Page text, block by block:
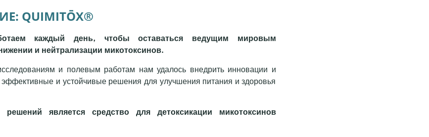
QUIMITŌX®
каждый день, чтобы оставаться ведущим мировым
и нейтрализации микотоксинов.
и полевым работам нам удалось внедрить инновации и
эффективные и устойчивые решения для улучшения питания и здоровья
является средство для детоксикации микотоксинов